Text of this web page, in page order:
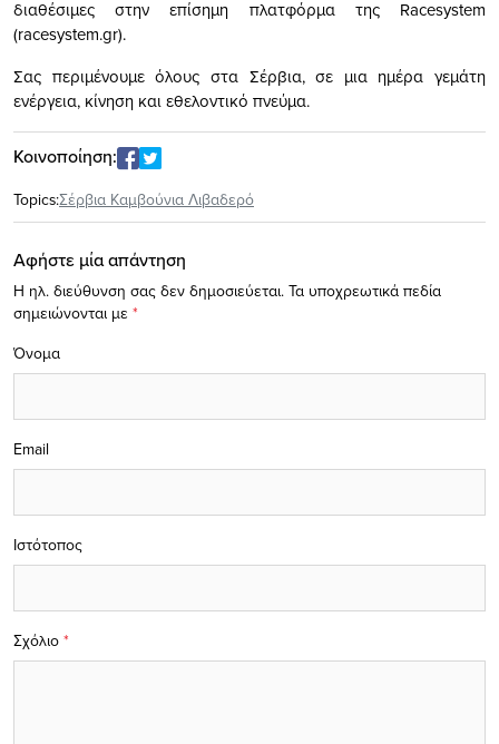
διαθέσιμες στην επίσημη πλατφόρμα της Racesystem
(racesystem.gr).
Σας περιμένουμε όλους στα Σέρβια, σε μια ημέρα γεμάτη
ενέργεια, κίνηση και εθελοντικό πνεύμα.
Κοινοποίηση:
Topics:Σέρβια Καμβούνια Λιβαδερό
Αφήστε μία απάντηση
Η ηλ. διεύθυνση σας δεν δημοσιεύεται. Τα υποχρεωτικά πεδία
σημειώνονται με *
Σχόλιο *
Όνομα
Email
Ιστότοπος